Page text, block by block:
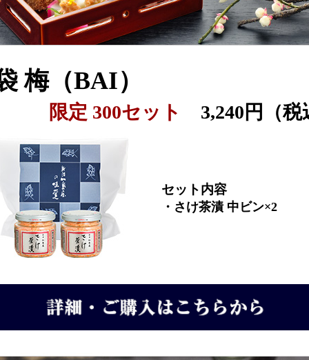
梅（BAI）
限定 300セット 3,240円（税
セット内容
・さけ茶漬 中ビン×2